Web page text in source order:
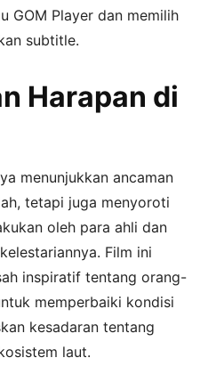
GOM Player dan memilih
subtitle.
Harapan di
menunjukkan ancaman
tetapi juga menyoroti
oleh para ahli dan
Film ini
inspiratif tentang orang-
memperbaiki kondisi
kesadaran tentang
laut.